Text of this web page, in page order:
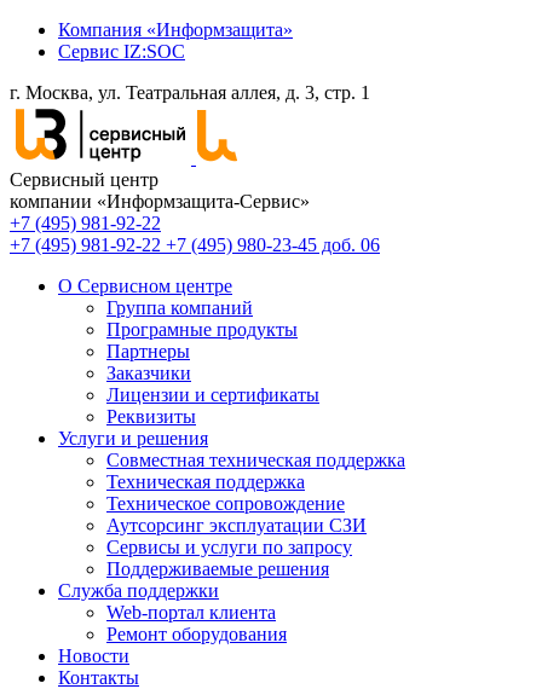
Компания «Информзащита»
Сервис IZ:SOC
г. Москва, ул. Театральная аллея, д. 3, стр. 1
Сервисный центр
компании «Информзащита-Сервис»
+7 (495) 981-92-22
+7 (495) 981-92-22 +7 (495) 980-23-45 доб. 06
О Сервисном центре
Группа компаний
Програмные продукты
Партнеры
Заказчики
Лицензии и сертификаты
Реквизиты
Услуги и решения
Совместная техническая поддержка
Техническая поддержка
Техническое сопровождение
Аутсорсинг эксплуатации СЗИ
Сервисы и услуги по запросу
Поддерживаемые решения
Служба поддержки
Web-портал клиента
Ремонт оборудования
Новости
Контакты